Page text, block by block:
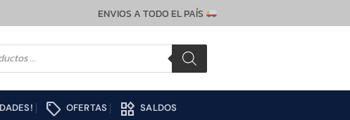
ENVIOS A TODO EL PAÍS
local_offer OFERTAS widgets SALDOS